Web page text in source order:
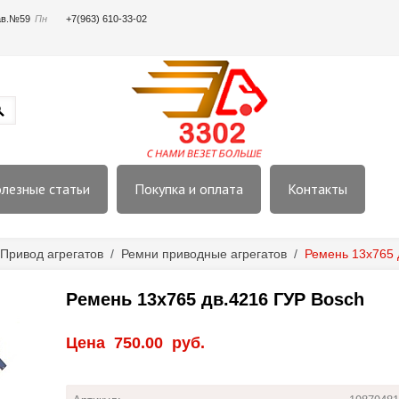
Пн +7(963) 610-33-02
статьи Покупка и оплата Контакты
Привод агрегатов / Ремни приводные агрегатов / Ремень 13x765
Ремень 13x765 дв.4216 ГУР Bosch
Цена 750.00 руб.